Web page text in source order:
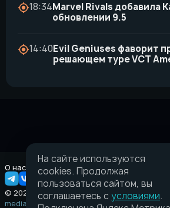
18:34Marvel Rivals добавила
обновлении 9.5
14:40Evil Geniuses фаворит
решающем туре VCT
О нас Правовая информация
© 2026 Taverna.gg
media@taverna.gg
На сайте используются
cookies. Продолжая
пользоваться сайтом, вы
соглашаетесь с условиями.